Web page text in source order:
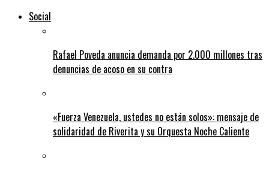
Social
Rafael Poveda anuncia demanda por 2.000 millones tras
denuncias de acoso en su contra
«Fuerza Venezuela, ustedes no están solos»: mensaje de
solidaridad de Riverita y su Orquesta Noche Caliente